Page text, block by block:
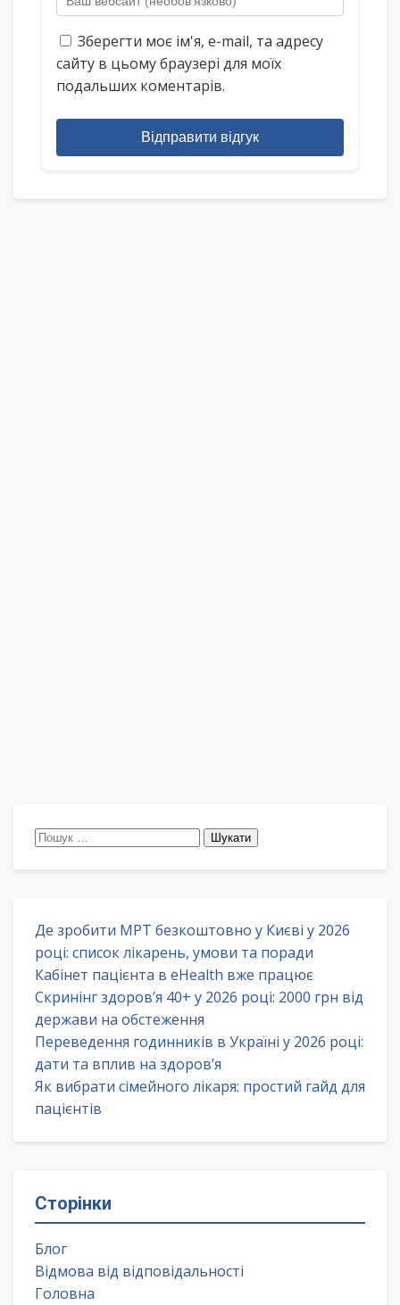
Зберегти моє ім'я, e-mail, та адресу
сайту в цьому браузері для моїх
подальших коментарів.
Відправити відгук
Пошук:
Де зробити МРТ безкоштовно у Києві у 2026
році: список лікарень, умови та поради
Кабінет пацієнта в eHealth вже працює
Скринінг здоров’я 40+ у 2026 році: 2000 грн від
держави на обстеження
Переведення годинників в Україні у 2026 році:
дати та вплив на здоров’я
Як вибрати сімейного лікаря: простий гайд для
пацієнтів
Сторінки
Блог
Відмова від відповідальності
Головна